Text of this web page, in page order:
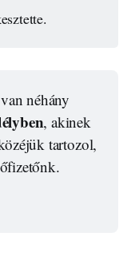
, akinek
tartozol,